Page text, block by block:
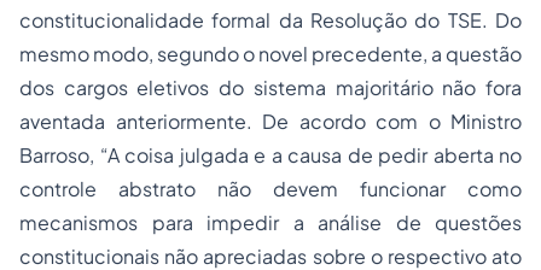
constitucionalidade formal da Resolução do TSE. Do
mesmo modo, segundo o novel precedente, a questão
dos cargos eletivos do sistema majoritário não fora
aventada anteriormente. De acordo com o Ministro
Barroso, “A coisa julgada e a causa de pedir aberta no
controle abstrato não devem funcionar como
mecanismos para impedir a análise de questões
constitucionais não apreciadas sobre o respectivo ato